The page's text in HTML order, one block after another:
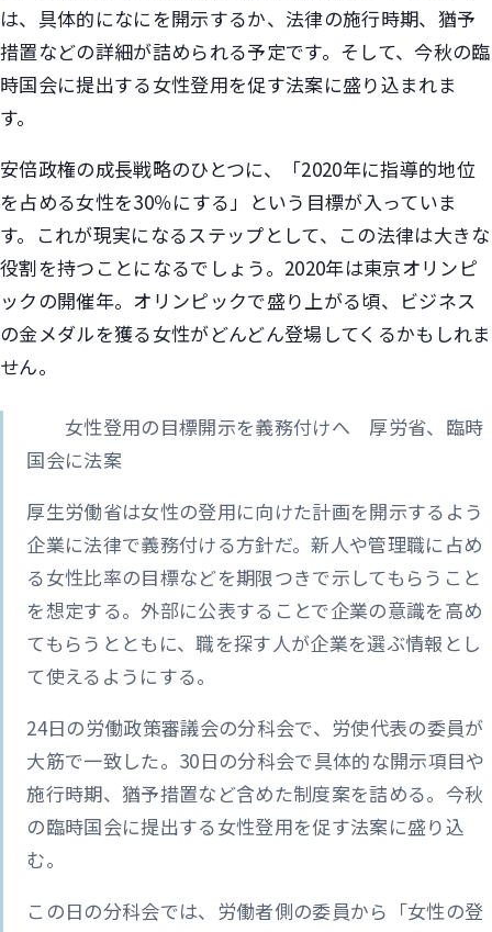
は、具体的になにを開示するか、法律の施行時期、猶予
措置などの詳細が詰められる予定です。そして、今秋の臨
時国会に提出する女性登用を促す法案に盛り込まれま
す。
安倍政権の成長戦略のひとつに、「2020年に指導的地位
を占める女性を30％にする」という目標が入っていま
す。これが現実になるステップとして、この法律は大きな
役割を持つことになるでしょう。2020年は東京オリンピ
ックの開催年。オリンピックで盛り上がる頃、ビジネス
の金メダルを獲る女性がどんどん登場してくるかもしれま
せん。
女性登用の目標開示を義務付けへ 厚労省、臨時
国会に法案
厚生労働省は女性の登用に向けた計画を開示するよう
企業に法律で義務付ける方針だ。新人や管理職に占め
る女性比率の目標などを期限つきで示してもらうこと
を想定する。外部に公表することで企業の意識を高め
てもらうとともに、職を探す人が企業を選ぶ情報とし
て使えるようにする。
24日の労働政策審議会の分科会で、労使代表の委員が
大筋で一致した。30日の分科会で具体的な開示項目や
施行時期、猶予措置など含めた制度案を詰める。今秋
の臨時国会に提出する女性登用を促す法案に盛り込
む。
この日の分科会では、労働者側の委員から「女性の登